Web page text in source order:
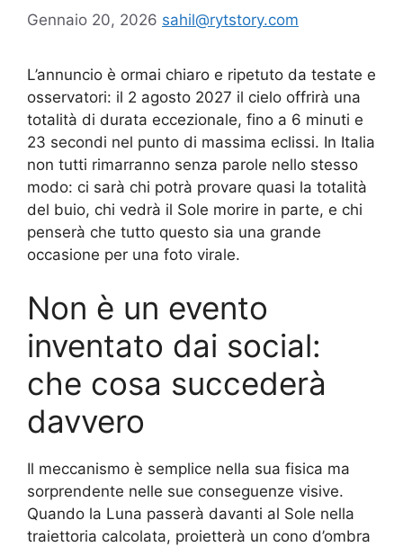
Gennaio 20, 2026 sahil@rytstory.com
L’annuncio è ormai chiaro e ripetuto da testate e
osservatori: il 2 agosto 2027 il cielo offrirà una
totalità di durata eccezionale, fino a 6 minuti e
23 secondi nel punto di massima eclissi. In Italia
non tutti rimarranno senza parole nello stesso
modo: ci sarà chi potrà provare quasi la totalità
del buio, chi vedrà il Sole morire in parte, e chi
penserà che tutto questo sia una grande
occasione per una foto virale.
Non è un evento
inventato dai social:
che cosa succederà
davvero
Il meccanismo è semplice nella sua fisica ma
sorprendente nelle sue conseguenze visive.
Quando la Luna passerà davanti al Sole nella
traiettoria calcolata, proietterà un cono d’ombra